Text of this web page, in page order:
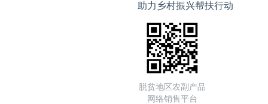
助力乡村振兴帮扶行动
脱贫地区农副产品
网络销售平台